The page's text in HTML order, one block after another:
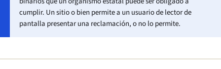
cumplir. Un sitio o bien permite a un usuario de lector de
pantalla presentar una reclamación, o no lo permite.